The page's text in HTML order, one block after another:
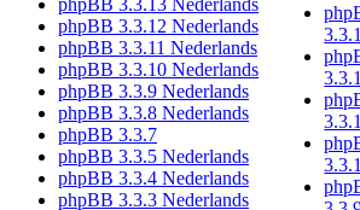
phpBB 3.3.12 Nederlands
phpBB 3.3.11 Nederlands
phpBB 3.3.10 Nederlands
phpBB 3.3.9 Nederlands
phpBB 3.3.8 Nederlands
phpBB 3.3.7
phpBB 3.3.5 Nederlands
phpBB 3.3.4 Nederlands
phpBB 3.3.3 Nederlands